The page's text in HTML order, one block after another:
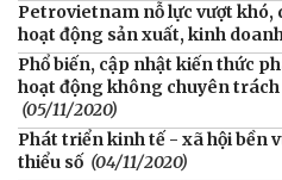
Petrovietnam nỗ lực vượt khó,
hoạt động sản xuất, kinh
Phổ biến, cập nhật kiến thức
hoạt động không chuyên trách
(05/11/2020)
Phát triển kinh tế - xã hội bền
thiểu số (04/11/2020)